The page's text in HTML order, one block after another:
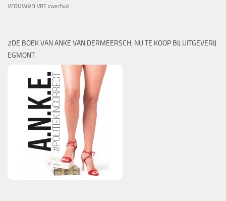
vrouwen VRT zwerfvuil
2DE BOEK VAN ANKE VAN DERMEERSCH, NU TE KOOP BIJ UITGEVERIJ
EGMONT